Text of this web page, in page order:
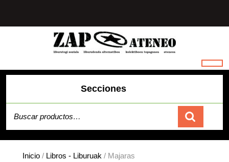
contenido
Secciones
Carrito
Inicio / Libros - Liburuak / Majaras